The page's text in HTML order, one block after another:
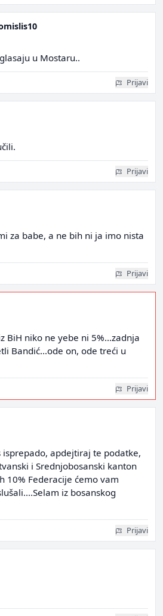
u Mostaru..
Prijavi
Prijavi
za babe, a ne bih ni ja imo nista
Prijavi
BiH niko ne yebe ni 5%...zadnja
Bandić...ode on, ode treći u
Prijavi
isprepado, apdejtiraj te podatke,
i Srednjobosanski kanton
10% Federacije ćemo vam
iz bosanskog
Prijavi